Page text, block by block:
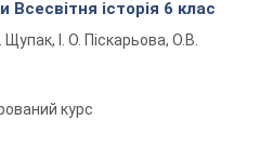
Всесвітня історія 6 клас
Я. Щупак, І. О. Піскарьова, О.В.
курс